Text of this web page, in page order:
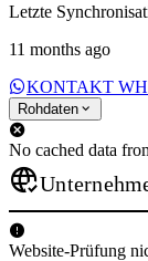
Letzte
11 months ago
KONTAKT
Rohdaten
No cached data
Website-Prüfung